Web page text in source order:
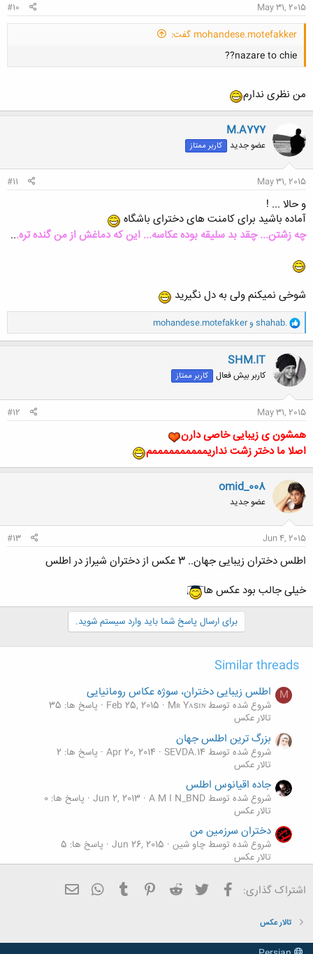
May 31, 2015
#10
mohandese.motefakker گفت:
nazare to chie??
کلیک کنید تا باز شود...
من نظری ندارم
M.A777
عضو جدید کاربر ممتاز
May 31, 2015
#11
و حالا ... !
آماده باشید برای کامنت های دخترای باشگاه
چه زشتن... چقد بد سلیقه بوده عکاسه... این که دماغش از من گنده تره...
شوخی نمیکنم ولی به دل نگیرید
و
ا
ک
ن
ش
ه
ا
shahab. وmohandese.motefakker
SHM.IT
کاربر بیش فعال کاربر ممتاز
May 31, 2015
#12
همشون ی زیبایی خاصی دارن
اصلا ما دختر زشت نداریممممممممممم
omid_008
عضو جدید
Jun 4, 2015
#13
اطلس دختران زیبایی جهان.. 3 عکس از دختران شیراز در اطلس
خیلی جالب بود عکس ها
برای ارسال پاسخ شما باید وارد سیستم شوید.
Similar threads
M اطلس زیبایی دختران، سوژه عکاس رومانیایی
شروع شده توسط Mʀ Yᴀsɪɴ Feb 25, 2015
پاسخ ها: 35
تالار عکس
بزرگ ترین اطلس جهان
شروع شده توسط SEVDA.14 Apr 20, 2014 پاسخ ها: 2
تالار عکس
جاده اقیانوس اطلس
شروع شده توسط A M I N_BND Jun 2, 2013 پاسخ ها: 0
تالار عکس
دختران سرزمین من
شروع شده توسط چاو شین Jun 26, 2015 پاسخ ها: 5
تالار عکس
این دختران را از روی چهره نخواهید شناخت
شروع شده توسط tiana_mo Apr 7, 2015
پاسخ ها: 1
اشتراک گذاری: فیسبوک تویتر Reddit
Pinterest
Tumblr
WhatsApp
تالار عکس